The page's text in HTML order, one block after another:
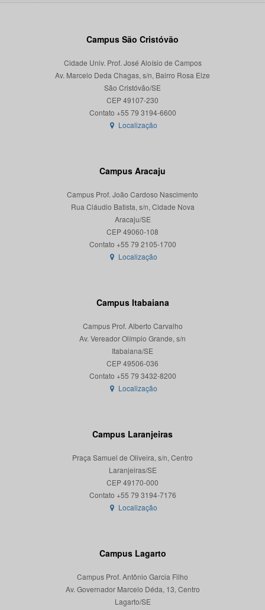
Campus São Cristóvão
Cidade Univ. Prof. José Aloísio de Campos
Av. Marcelo Deda Chagas, s/n, Bairro Rosa Elze
São Cristóvão/SE
CEP 49107-230
Localização
Campus Aracaju
Campus Prof. João Cardoso Nascimento
Rua Cláudio Batista, s/n, Cidade Nova
Aracaju/SE
CEP 49060-108
Localização
Campus Itabaiana
Campus Prof. Alberto Carvalho
Av. Vereador Olímpio Grande, s/n
Itabaiana/SE
CEP 49506-036
Localização
Campus Laranjeiras
Praça Samuel de Oliveira, s/n, Centro
Laranjeiras/SE
CEP 49170-000
Localização
Campus Lagarto
Campus Prof. Antônio Garcia Filho
Av. Governador Marcelo Déda, 13, Centro
Lagarto/SE